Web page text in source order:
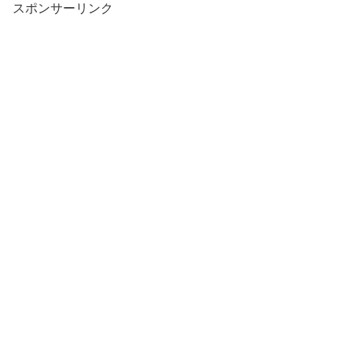
スポンサーリンク